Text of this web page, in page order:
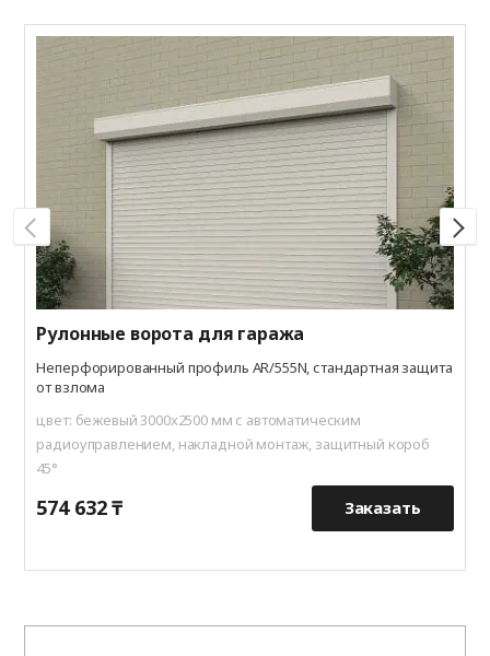
Рулонные ворота для гаража
Неперфорированный профиль AR/555N, стандартная защита
от взлома
цвет: бежевый 3000x2500 мм с автоматическим
радиоуправлением, накладной монтаж, защитный короб
45°
574 632 ₸ Заказать